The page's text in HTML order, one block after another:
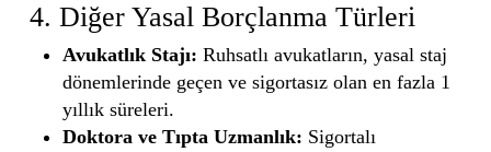
4. Diğer Yasal Borçlanma Türleri
Avukatlık Stajı: Ruhsatlı avukatların, yasal staj
dönemlerinde geçen ve sigortasız olan en fazla 1
yıllık süreleri.
Doktora ve Tıpta Uzmanlık: Sigortalı